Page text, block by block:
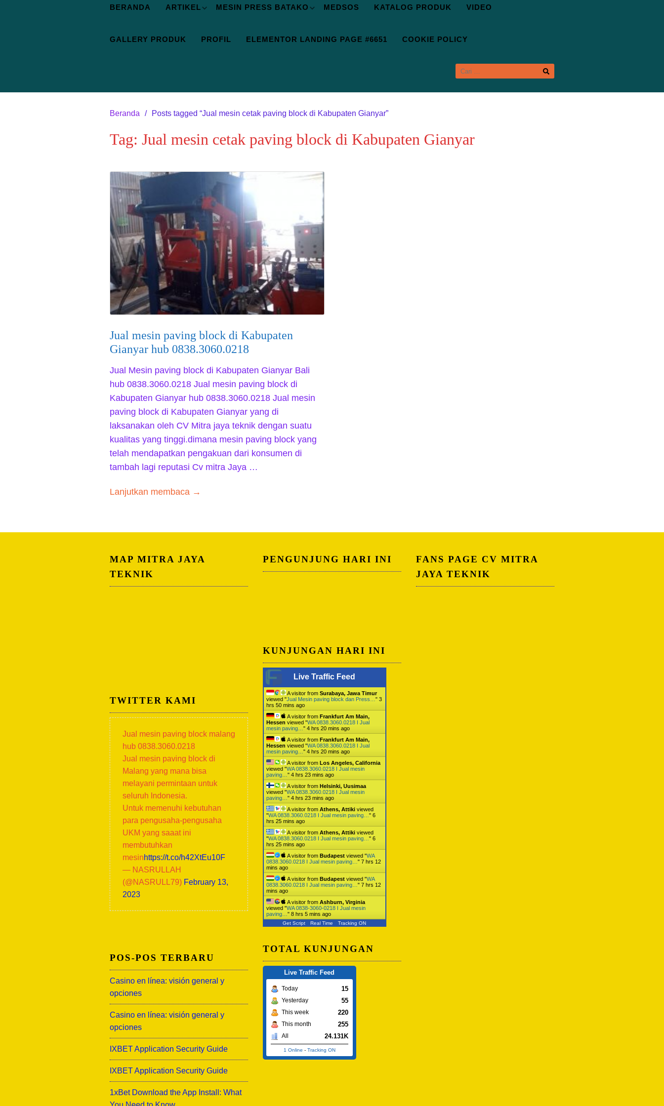
BERANDA ARTIKEL MESIN PRESS BATAKO MEDSOS KATALOG PRODUK VIDEO
GALLERY PRODUK PROFIL ELEMENTOR LANDING PAGE #6651 COOKIE POLICY
CARI
UNTUK:
Beranda Posts tagged “Jual mesin cetak paving block di Kabupaten Gianyar”
Tag: Jual mesin cetak paving block di Kabupaten Gianyar
Jual mesin paving block di Kabupaten
Gianyar hub 0838.3060.0218
Jual Mesin paving block di Kabupaten Gianyar Bali
hub 0838.3060.0218 Jual mesin paving block di
Kabupaten Gianyar hub 0838.3060.0218 Jual mesin
paving block di Kabupaten Gianyar yang di
laksanakan oleh CV Mitra jaya teknik dengan suatu
kualitas yang tinggi.dimana mesin paving block yang
telah mendapatkan pengakuan dari konsumen di
tambah lagi reputasi Cv mitra Jaya …
Lanjutkan membaca →
MAP MITRA JAYA
TEKNIK
TWITTER KAMI
Jual mesin paving block malang
hub 0838.3060.0218
Jual mesin paving block di
Malang yang mana bisa
melayani permintaan untuk
seluruh Indonesia.
Untuk memenuhi kebutuhan
para pengusaha-pengusaha
UKM yang saaat ini
membutuhkan
mesinhttps://t.co/h42XtEu10F
— NASRULLAH
(@NASRULL79) February 13,
2023
POS-POS TERBARU
Casino en línea: visión general y
opciones
Casino en línea: visión general y
opciones
IXBET Application Security Guide
IXBET Application Security Guide
1xBet Download the App Install: What
PENGUNJUNG HARI INI
KUNJUNGAN HARI INI
Live Traffic Feed
A visitor from Surabaya, Jawa Timur
viewed "Jual Mesin paving block dan Press… " 3
hrs 50 mins ago
A visitor from Frankfurt Am Main,
Hessen viewed "WA 0838.3060.0218 I Jual
mesin paving… " 4 hrs 20 mins ago
A visitor from Frankfurt Am Main,
Hessen viewed "WA 0838.3060.0218 I Jual
mesin paving… " 4 hrs 20 mins ago
A visitor from Los Angeles, California
viewed "WA 0838.3060.0218 I Jual mesin
paving… " 4 hrs 23 mins ago
A visitor from Helsinki, Uusimaa
viewed "WA 0838.3060.0218 I Jual mesin
paving… " 4 hrs 23 mins ago
A visitor from Athens, Attikiviewed
"WA 0838.3060.0218 I Jual mesin paving… " 6
hrs 25 mins ago
A visitor from Athens, Attikiviewed
"WA 0838.3060.0218 I Jual mesin paving… " 6
hrs 25 mins ago
A visitor from Budapestviewed "WA
0838.3060.0218 I Jual mesin paving… " 7 hrs 12
mins ago
A visitor from Budapestviewed "WA
0838.3060.0218 I Jual mesin paving… " 7 hrs 12
mins ago
A visitor from Ashburn, Virginia
viewed "WA 0838-3060-0218 I Jual mesin
paving… " 8 hrs 5 mins ago
Get Script Real Time Tracking ON
TOTAL KUNJUNGAN
Live Traffic Feed
Today 15
Yesterday 55
This week 220
This month 255
All 24.131K
1 Online - Tracking ON
FANS PAGE CV MITRA
JAYA TEKNIK